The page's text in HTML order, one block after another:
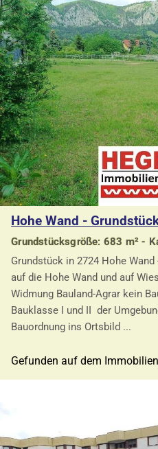
Hohe Wand -
Grundstücksgröße: 683 m² -
Grundstück in 2724 Hohe
auf die Hohe Wand und auf
Widmung Bauland-Agrar kein
Bauklasse I und II der
Bauordnung ins Ortsbild ...
Gefunden auf dem